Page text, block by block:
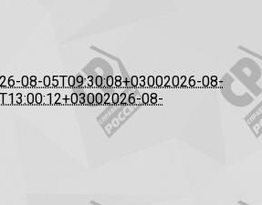
08-05T09:30:08+03002026-08-
2026-08-